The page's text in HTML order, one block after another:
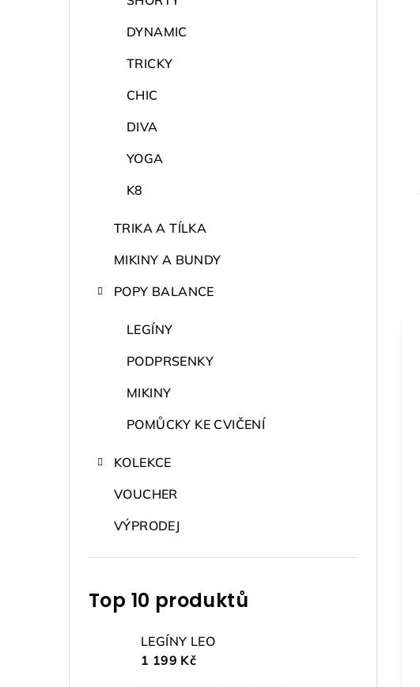
DYNAMIC
TRICKY
CHIC
DIVA
YOGA
K8
TRIKA A TÍLKA
MIKINY A BUNDY
POPY BALANCE
LEGÍNY
PODPRSENKY
MIKINY
POMŮCKY KE CVIČENÍ
KOLEKCE
VOUCHER
VÝPRODEJ
Top 10 produktů
LEGÍNY LEO
1 199 Kč